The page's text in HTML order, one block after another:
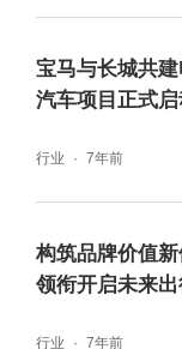
青少年们近距
捷、自动驾驶
坐空间，在趣
出行的种子。
宝马与长城共
汽车项目正式
行业 7年前
构筑品牌价值
领衔开启未来
行业 7年前